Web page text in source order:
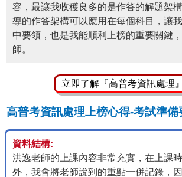
容，最讓我收穫良多的是作答的解題架
導的作答架構可以應用在每個科目，讓
中要領，也是我能順利上榜的重要關鍵
師。
立即了解『高普考資訊處理
高普考資訊處理上榜心得-考試準備
資料結構:
洪逸老師的上課內容非常充實，在上課
外，我會將老師說到的重點一併記錄，